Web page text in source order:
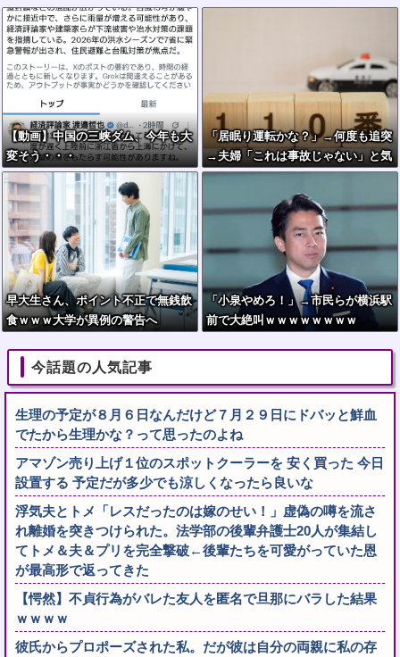
【動画】中国の三峡ダム、今年も大
変そう・・・
「居眠り運転かな？」→何度も追突
→夫婦「これは事故じゃない」と気
付く…
早大生さん、ポイント不正で無銭飲
食ｗｗｗ大学が異例の警告へ
「小泉やめろ！」→市民らが横浜駅
前で大絶叫ｗｗｗｗｗｗｗｗ
今話題の人気記事
生理の予定が８月６日なんだけど７月２９日にドバッと鮮血
でたから生理かな？って思ったのよね
アマゾン売り上げ１位のスポットクーラーを 安く買った 今日
設置する 予定だが多少でも涼しくなったら良いな
浮気夫とトメ「レスだったのは嫁のせい！」虚偽の噂を流さ
れ離婚を突きつけられた。法学部の後輩弁護士20人が集結し
てトメ＆夫＆プリを完全撃破←後輩たちを可愛がっていた恩
が最高形で返ってきた
【愕然】不貞行為がバレた友人を匿名で旦那にバラした結果
ｗｗｗｗ
彼氏からプロポーズされた私。だが彼は自分の両親に私の存